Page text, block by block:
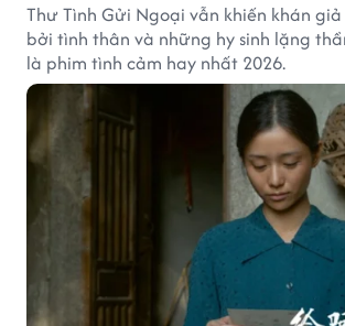
Thư Tình Gửi Ngoại vẫn khiến khán
bởi tình thân và những hy sinh lặng
là phim tình cảm hay nhất 2026.